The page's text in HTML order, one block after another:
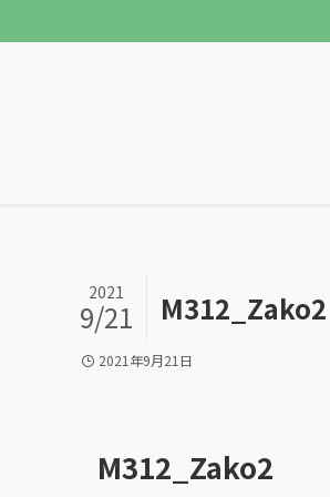
M312_Zako2
2021
9/21
2021年9月21日
M312_Zako2